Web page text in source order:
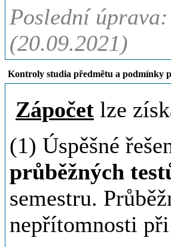
Poslední
(20.09.2021)
Kontroly studia předmětu a podmínky
Zápočet lze
(1) Úspěšné
průběžných
semestru.
nepřítomnosti